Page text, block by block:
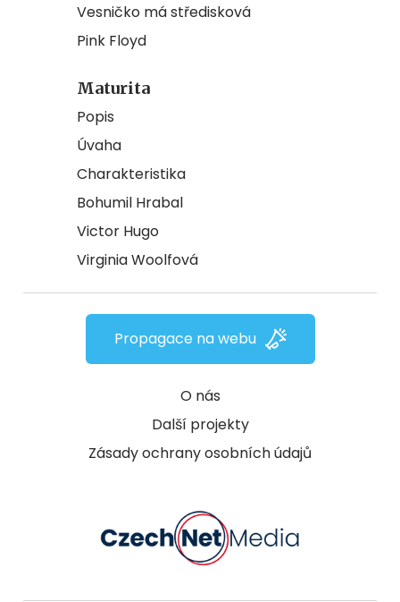
Vesničko má středisková
Pink Floyd
Maturita
Popis
Úvaha
Charakteristika
Bohumil Hrabal
Victor Hugo
Virginia Woolfová
O nás
Další projekty
Zásady ochrany osobních údajů
Propagace na webu